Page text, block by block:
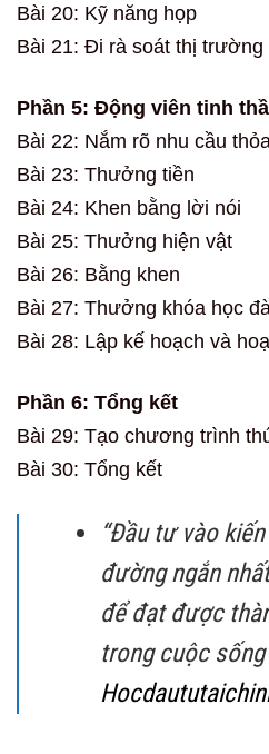
Bài 20: Kỹ năng họp
Bài 21: Đi rà soát thị trường
Phần 5: Động viên tinh
Bài 22: Nắm rõ nhu cầu
Bài 23: Thưởng tiền
Bài 24: Khen bằng lời nói
Bài 25: Thưởng hiện vật
Bài 26: Bằng khen
Bài 27: Thưởng khóa học
Bài 28: Lập kế hoạch và
Phần 6: Tổng kết
Bài 29: Tạo chương trình
Bài 30: Tổng kết
“Đầu tư vào
đường ngắn
để đạt được
trong cuộc